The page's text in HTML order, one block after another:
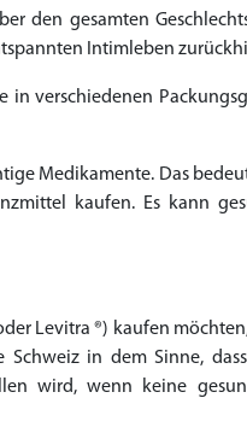
den gesamten
Intimleben
in verschiedenen
Medikamente. Das
kaufen. Es kann
Levitra ®) kaufen
in dem Sinne,
wird, wenn keine